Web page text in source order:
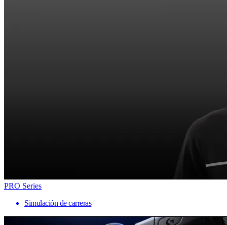
PRO Series
Simulación de carreras